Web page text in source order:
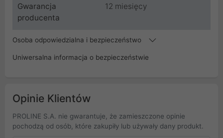
Gwarancja
producenta
12 miesięcy
Osoba odpowiedzialna i bezpieczeństwo
Uniwersalna informacja o bezpieczeństwie
Opinie Klientów
PROLINE S.A. nie gwarantuje, że zamieszczone opinie
pochodzą od osób, które zakupiły lub używały dany produkt.